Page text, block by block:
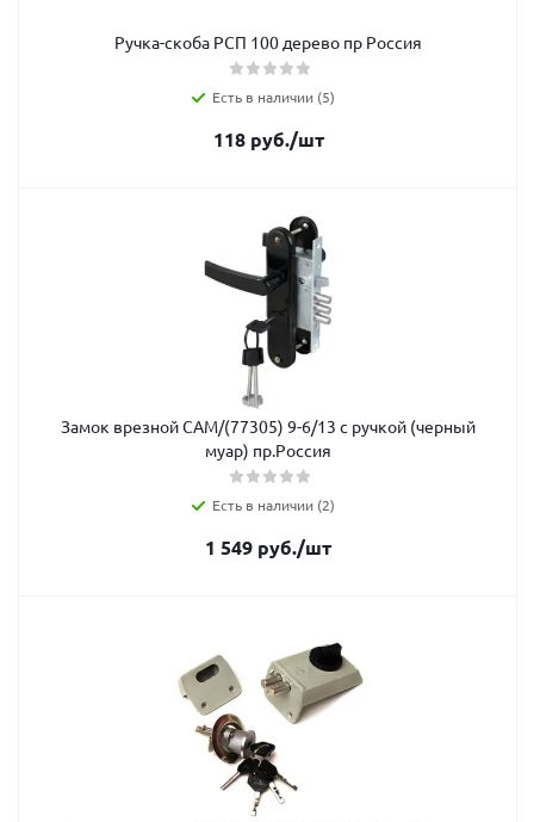
Ручка-скоба РСП 100 дерево пр Россия
Есть в наличии (5)
118руб./шт
Замок врезной САМ/(77305) 9-6/13 с ручкой (черный
муар) пр.Россия
Есть в наличии (2)
1 549 руб./шт